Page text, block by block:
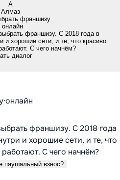
А
Алмаз
франшизу
онлайн
франшизу. С 2018 года в
и хорошие сети, и те, что красиво
С чего начнём?
диалог
·онлайн
франшизу. С 2018 года
и хорошие сети, и те, что
С чего начнём?
паушальный взнос?